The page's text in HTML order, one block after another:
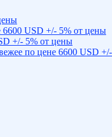
6600 USD +/- 5% от цены
+/- 5% от цены
по цене 6600 USD